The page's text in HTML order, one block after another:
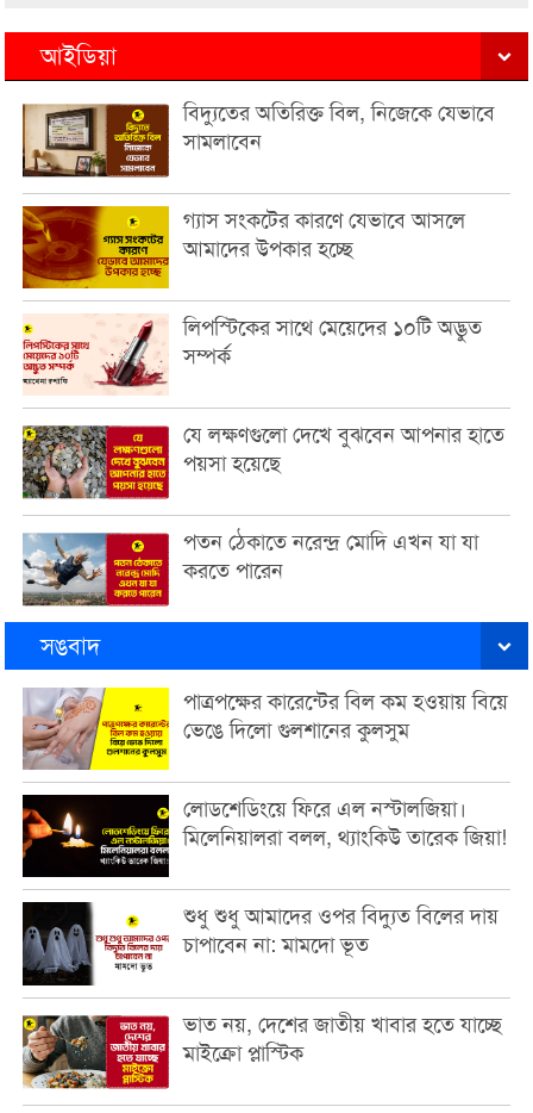
আইডিয়া
বিদ্যুতের অতিরিক্ত বিল, নিজেকে যেভাবে
সামলাবেন
গ্যাস সংকটের কারণে যেভাবে আসলে
আমাদের উপকার হচ্ছে
লিপস্টিকের সাথে মেয়েদের ১০টি অদ্ভুত
সম্পর্ক
যে লক্ষণগুলো দেখে বুঝবেন আপনার হাতে
পয়সা হয়েছে
পতন ঠেকাতে নরেন্দ্র মোদি এখন যা যা
করতে পারেন
সঙবাদ
পাত্রপক্ষের কারেন্টের বিল কম হওয়ায় বিয়ে
ভেঙে দিলো গুলশানের কুলসুম
লোডশেডিংয়ে ফিরে এল নস্টালজিয়া।
মিলেনিয়ালরা বলল, থ্যাংকিউ তারেক জিয়া!
শুধু শুধু আমাদের ওপর বিদ্যুত বিলের দায়
চাপাবেন না: মামদো ভূত
ভাত নয়, দেশের জাতীয় খাবার হতে যাচ্ছে
মাইক্রো প্লাস্টিক